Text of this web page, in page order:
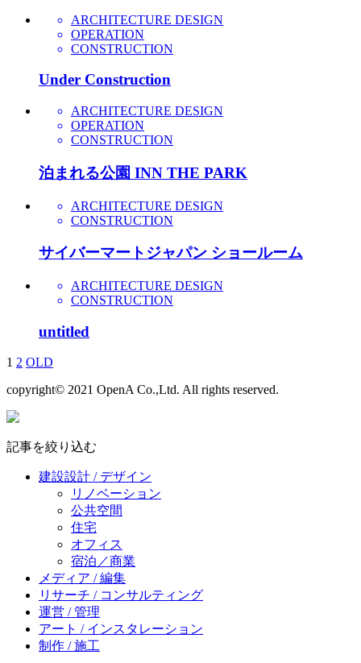
ARCHITECTURE DESIGN
OPERATION
CONSTRUCTION
Under Construction
ARCHITECTURE DESIGN
OPERATION
CONSTRUCTION
泊まれる公園 INN THE PARK
ARCHITECTURE DESIGN
CONSTRUCTION
サイバーマートジャパン ショールーム
ARCHITECTURE DESIGN
CONSTRUCTION
untitled
1 2 OLD
copyright© 2021 OpenA Co.,Ltd. All rights reserved.
記事を絞り込む
建設設計 / デザイン
リノベーション
公共空間
住宅
オフィス
宿泊／商業
メディア / 編集
リサーチ / コンサルティング
運営 / 管理
アート / インスタレーション
制作 / 施工